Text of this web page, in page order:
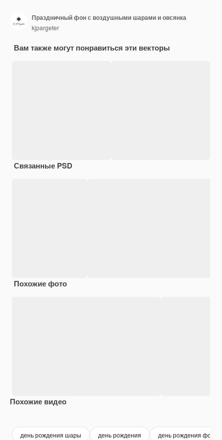
Праздничный фон с воздушными шарами и овсянка
kjpargeter
Вам также могут понравиться эти векторы
Связанные PSD
Похожие фото
Похожие видео
день рождения шары день рождения день рождения фон